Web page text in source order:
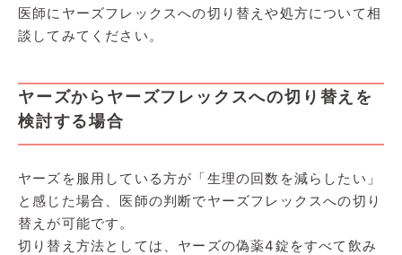
医師にヤーズフレックスへの切り替えや処方について相
談してみてください。
ヤーズからヤーズフレックスへの切り替えを
検討する場合
ヤーズを服用している方が「生理の回数を減らしたい」
と感じた場合、医師の判断でヤーズフレックスへの切り
替えが可能です。
切り替え方法としては、ヤーズの偽薬4錠をすべて飲み